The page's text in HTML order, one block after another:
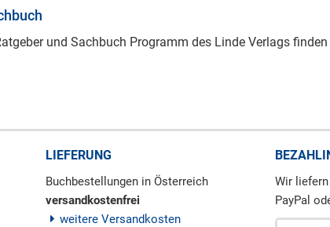
und Sachbuch Programm des Linde Verlags finden
LIEFERUNG
Buchbestellungen in Österreich
versandkostenfrei
weitere Versandkosten
Wir
PayPal